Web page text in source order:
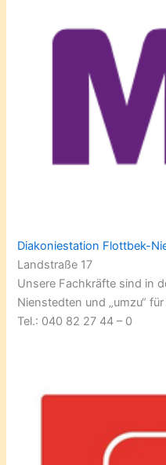
Diakoniestation Flottbek-
Landstraße 17
Unsere Fachkräfte sind in
Nienstedten und „umzu“
Tel.: 040 82 27 44 – 0